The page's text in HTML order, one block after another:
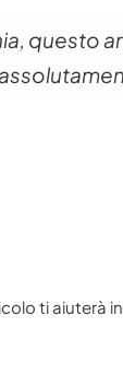
questo
ti aiuterà